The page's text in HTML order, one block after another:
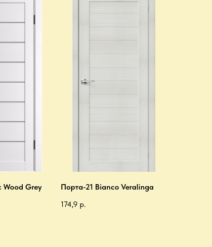
Grey
Порта-21 Bianco Veralinga
174,9 р.